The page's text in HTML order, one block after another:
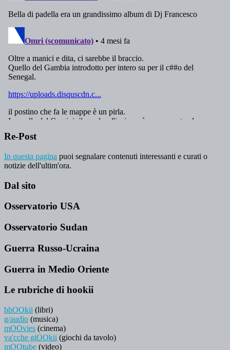
Re-Post
In questa pagina puoi segnalare contenuti interessanti e curati o
notizie dell'ultim'ora.
Dal sito
Osservatorio USA
Osservatorio Sudan
Guerra Russo-Ucraina
Guerra in Medio Oriente
Le rubriche di hookii
bhOOkii (libri)
g/audio (musica)
mOOvies (cinema)
va'cche giOOkii (giochi da tavolo)
mOOtube (video)